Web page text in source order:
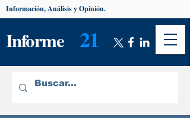
Informe 21
Información, Análisis y Opinión.